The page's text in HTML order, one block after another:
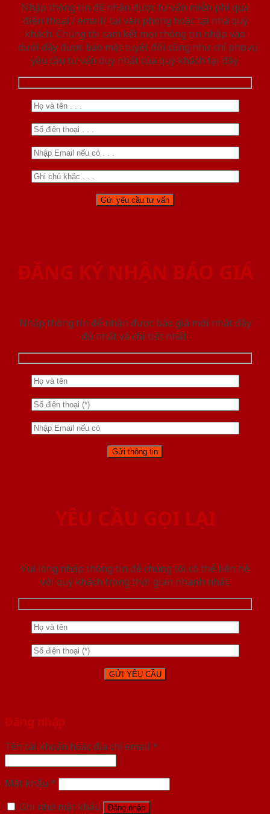
Nhập thông tin để nhận được tư vấn miễn phí qua
điện thoại / email/ tại văn phòng hoặc tại nhà quý
khách. Chúng tôi cam kết mọi thông tin nhập vào
dưới đây được bảo mật tuyệt đối cũng như chỉ phục vụ
yêu cầu tư vấn duy nhất của quý khách tại đây.
ĐĂNG KÝ NHẬN BÁO GIÁ
Nhập thông tin để nhận được báo giá mới nhât đầy
đủ nhất và chi tiết nhất.
YÊU CẦU GỌI LẠI
Vui lòng nhập thông tin để chúng tôi có thể liên hệ
với quý khách trong thời gian nhanh nhất.
Đăng nhập
Tên tài khoản hoặc địa chỉ email *
Mật khẩu *
Ghi nhớ mật khẩu
Đăng nhập